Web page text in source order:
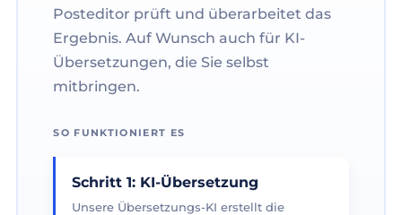
Posteditor prüft und überarbeitet das
Ergebnis. Auf Wunsch auch für KI-
Übersetzungen, die Sie selbst
mitbringen.
SO FUNKTIONIERT ES
Schritt 1: KI-Übersetzung
Unsere Übersetzungs-KI erstellt die